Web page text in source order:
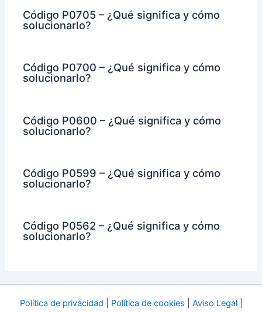
Código P0705 – ¿Qué significa y cómo
solucionarlo?
Código P0700 – ¿Qué significa y cómo
solucionarlo?
Código P0600 – ¿Qué significa y cómo
solucionarlo?
Código P0599 – ¿Qué significa y cómo
solucionarlo?
Código P0562 – ¿Qué significa y cómo
solucionarlo?
Política de privacidad Política de cookies Aviso Legal|